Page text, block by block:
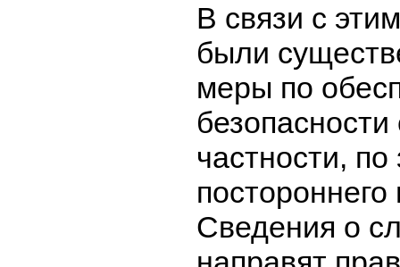
В связи с
были
меры по
безопасности
частности,
Сведения о